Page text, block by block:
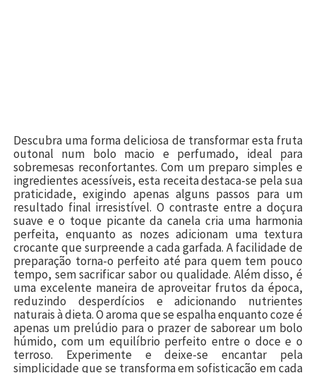
Descubra uma forma deliciosa de transformar esta fruta
outonal num bolo macio e perfumado, ideal para
sobremesas reconfortantes. Com um preparo simples e
ingredientes acessíveis, esta receita destaca-se pela sua
praticidade, exigindo apenas alguns passos para um
resultado final irresistível. O contraste entre a doçura
suave e o toque picante da canela cria uma harmonia
perfeita, enquanto as nozes adicionam uma textura
crocante que surpreende a cada garfada. A facilidade de
preparação torna-o perfeito até para quem tem pouco
tempo, sem sacrificar sabor ou qualidade. Além disso, é
uma excelente maneira de aproveitar frutos da época,
reduzindo desperdícios e adicionando nutrientes
naturais à dieta. O aroma que se espalha enquanto coze é
apenas um prelúdio para o prazer de saborear um bolo
húmido, com um equilíbrio perfeito entre o doce e o
terroso. Experimente e deixe-se encantar pela
simplicidade que se transforma em sofisticação em cada